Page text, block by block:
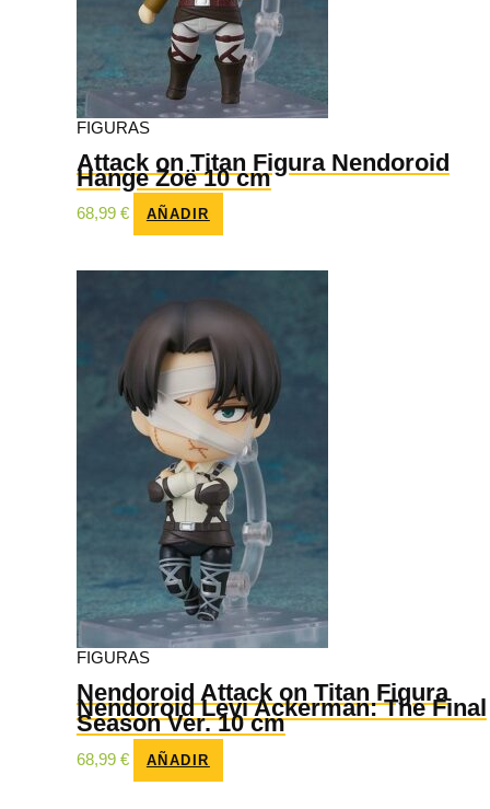
FIGURAS
Attack on Titan Figura Nendoroid
Hange Zoë 10 cm
68,99 € AÑADIR
FIGURAS
Nendoroid Attack on Titan Figura
Nendoroid Levi Ackerman: The Final
Season Ver. 10 cm
68,99 € AÑADIR